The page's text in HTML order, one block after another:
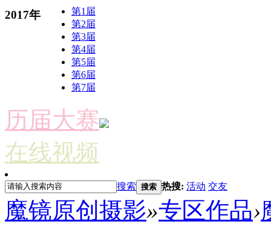
2017年
第1届
第2届
第3届
第4届
第5届
第6届
第7届
历届大赛
在线视频
搜索 搜索 热搜: 活动 交友
魔镜原创摄影»专区作品›